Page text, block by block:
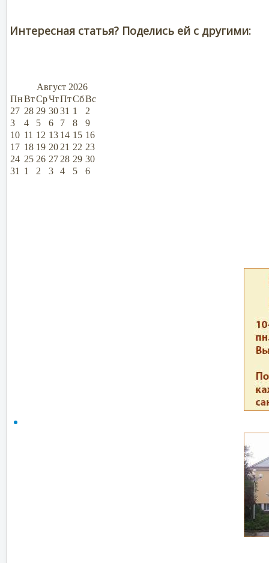
Интересная статья? Поделись ей с другими:
Август 2026
ПнВтСрЧтПтСбВс
27 28 29 3031 1
2
3
4 5 6 7 8
9
10 11 12 13 14 15 16
17 18 19 20 21 22 23
24 25 26 27 28 29 30
31
1 2 3 4 5 6